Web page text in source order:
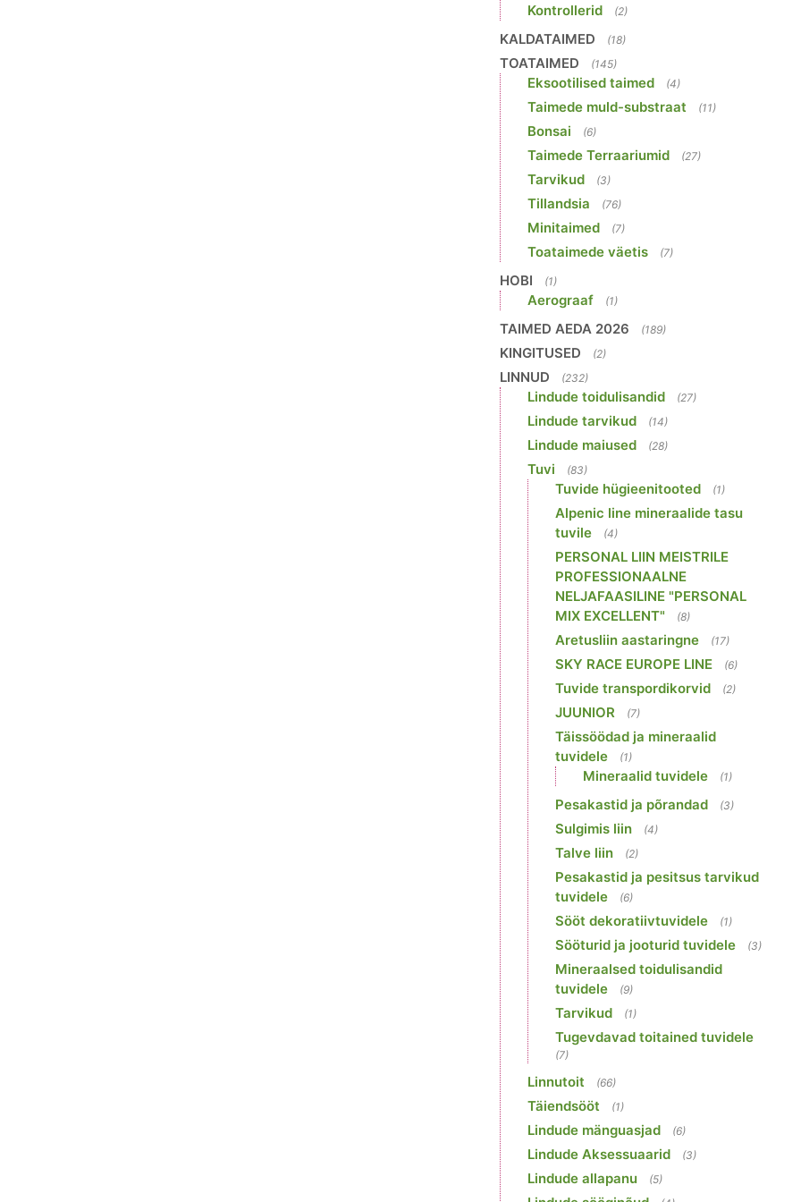
Kontrollerid (2)
KALDATAIMED (18)
TOATAIMED (145)
Eksootilised taimed (4)
Taimede muld-substraat (11)
Bonsai (6)
Taimede Terraariumid (27)
Tarvikud (3)
Tillandsia (76)
Minitaimed (7)
Toataimede väetis (7)
HOBI (1)
Aerograaf (1)
TAIMED AEDA 2026 (189)
KINGITUSED (2)
LINNUD (232)
Lindude toidulisandid (27)
Lindude tarvikud (14)
Lindude maiused (28)
Tuvi (83)
Tuvide hügieenitooted (1)
Alpenic line mineraalide tasu
tuvile
(4)
PERSONAL LIIN MEISTRILE
PROFESSIONAALNE
NELJAFAASILINE "PERSONAL
MIX EXCELLENT"
(8)
Aretusliin aastaringne (17)
SKY RACE EUROPE LINE (6)
Tuvide transpordikorvid (2)
JUUNIOR (7)
Täissöödad ja mineraalid
tuvidele
(1)
Mineraalid tuvidele (1)
Pesakastid ja põrandad (3)
Sulgimis liin (4)
Talve liin (2)
Pesakastid ja pesitsus tarvikud
tuvidele
(6)
Sööt dekoratiivtuvidele (1)
Sööturid ja jooturid tuvidele (3)
Mineraalsed toidulisandid
tuvidele
(9)
Tarvikud (1)
Tugevdavad toitained tuvidele
(7)
Linnutoit (66)
Täiendsööt (1)
Lindude mänguasjad (6)
Lindude Aksessuaarid (3)
Lindude allapanu (5)